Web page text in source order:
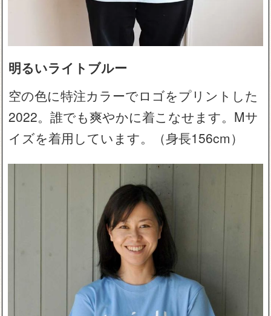
明るいライトブルー
空の色に特注カラーでロゴをプリントした
2022。誰でも爽やかに着こなせます。Mサ
イズを着用しています。（身長156cm）